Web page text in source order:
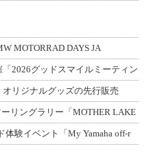
MOTORRAD DAYS JA
2026グッドスマイルミーティン
オリジナルグッズの先行販売
リングラリー「MOTHER LAKE
体験イベント「My Yamaha off-r